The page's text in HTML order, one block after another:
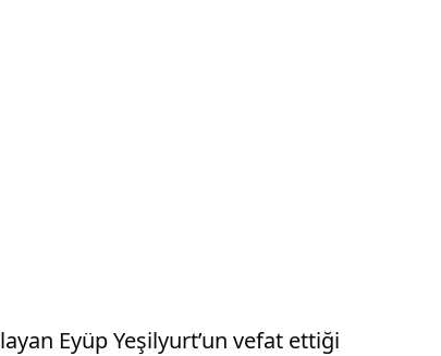
Eyüp Yeşilyurt’un vefat ettiği